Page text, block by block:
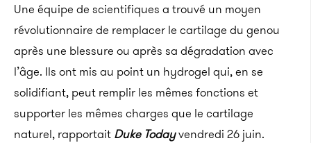
Une équipe de scientifiques a trouvé un moyen
révolutionnaire de remplacer le cartilage du genou
après une blessure ou après sa dégradation avec
l’âge. Ils ont mis au point un hydrogel qui, en se
solidifiant, peut remplir les mêmes fonctions et
supporter les mêmes charges que le cartilage
naturel, rapportait Duke Todayvendredi 26 juin.